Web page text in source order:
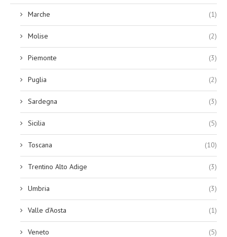
Marche (1)
Molise (2)
Piemonte (3)
Puglia (2)
Sardegna (3)
Sicilia (5)
Toscana (10)
Trentino Alto Adige (3)
Umbria (3)
Valle d'Aosta (1)
Veneto (5)